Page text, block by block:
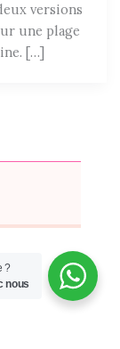
versions
une plage
[…]
?
nous